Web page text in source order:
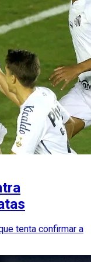
tenta confirmar a